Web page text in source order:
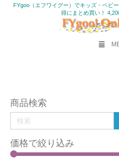
FYgoo（エフワイグー）でキッズ・ベビ
得にまとめ買い！
商品検索
価格で絞り込み